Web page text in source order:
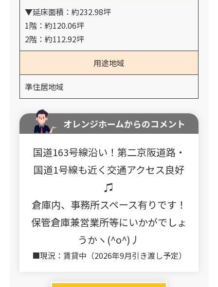
▼延床面積：約232.98坪
1階：約120.06坪
2階：約112.92坪
用途地域
準住居地域
オレンジホームからのコメント
国道163号線沿い！第二京阪道路・
国道1号線も近く交通アクセス良好
♫
倉庫内、事務所スペース有りです！
保管倉庫兼営業所等にいかがでしょ
うかヽ(^o^)丿
■現況：賃貸中（2026年9月引き渡し予定）